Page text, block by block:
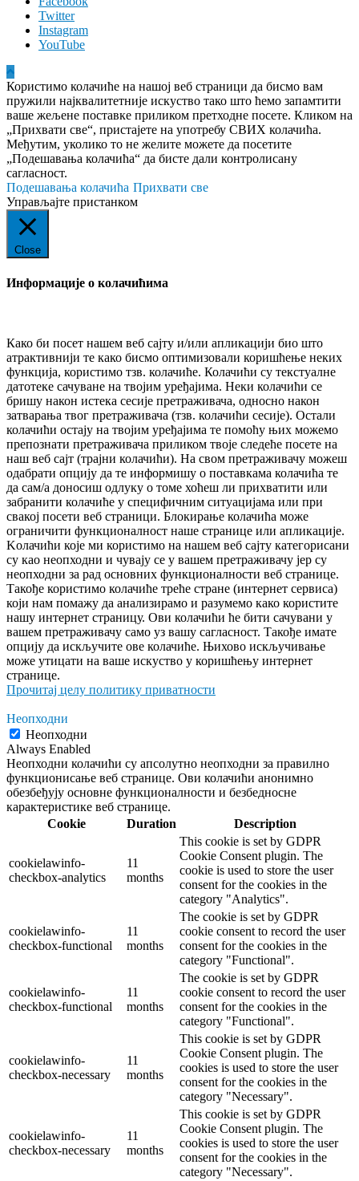
Twitter
Instagram
YouTube
Користимо колачиће на нашој веб страници да бисмо вам
пружили најквалитетније искуство тако што ћемо запамтити
ваше жељене поставке приликом претходне посете. Кликом на
„Прихвати све“, пристајете на употребу СВИХ колачића.
Међутим, уколико то не желите можете да посетите
„Подешавања колачића“ да бисте дали контролисану
сагласност.
Подешавања колачића Прихвати све
Управљајте пристанком
Close
Информације о колачићима
Како би посет нашем веб сајту и/или апликацији био што
атрактивнији те како бисмо оптимизовали коришћење неких
функција, користимо тзв. колачиће. Колачићи су текстуалне
датотеке сачуване на твојим уређајима. Неки колачићи се
бришу након истека сесије претраживача, односно након
затварања твог претраживача (тзв. колачићи сесије). Остали
колачићи остају на твојим уређајима те помоћу њих можемо
препознати претраживача приликом твоје следеће посете на
наш веб сајт (трајни колачићи). На свом претраживачу можеш
одабрати опцију да те информишу о поставкама колачића те
да сам/а доносиш одлуку о томе хоћеш ли прихватити или
забранити колачиће у специфичним ситуацијама или при
свакој посети веб страници. Блокирање колачића може
ограничити функционалност наше странице или апликације.
Kолачићи које ми користимо на нашем веб сајту категорисани
су као неопходни и чувају се у вашем претраживачу јер су
неопходни за рад основних функционалности веб странице.
Такође користимо колачиће треће стране (интернет сервиса)
који нам помажу да анализирамо и разумемо како користите
нашу интернет страницу. Ови колачићи ће бити сачувани у
вашем претраживачу само уз вашу сагласност. Такође имате
опцију да искључите ове колачиће. Њихово искључивање
може утицати на ваше искуство у коришћењу интернет
странице.
Прочитај целу политику приватности
Неопходни
Неопходни
Always Enabled
Неопходни колачићи су апсолутно неопходни за правилно
функционисање веб странице. Ови колачићи анонимно
обезбеђују основне функционалности и безбедносне
карактеристике веб странице.
Cookie
Duration Description
cookielawinfo-
checkbox-analytics
11
months
This cookie is set by GDPR
Cookie Consent plugin. The
cookie is used to store the user
consent for the cookies in the
category "Analytics".
cookielawinfo-
checkbox-functional
11
months
The cookie is set by GDPR
cookie consent to record the user
consent for the cookies in the
category "Functional".
cookielawinfo-
checkbox-functional
11
months
The cookie is set by GDPR
cookie consent to record the user
consent for the cookies in the
category "Functional".
cookielawinfo-
checkbox-necessary
11
months
This cookie is set by GDPR
Cookie Consent plugin. The
cookies is used to store the user
consent for the cookies in the
category "Necessary".
cookielawinfo-
checkbox-necessary
11
months
This cookie is set by GDPR
Cookie Consent plugin. The
cookies is used to store the user
consent for the cookies in the
category "Necessary".